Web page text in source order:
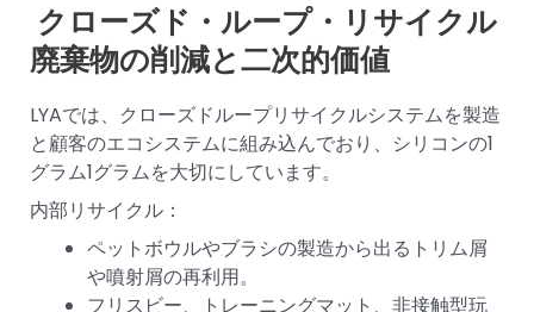
クローズド・ループ・リサイクル
廃棄物の削減と二次的価値
LYAでは、クローズドループリサイクルシステムを製造
と顧客のエコシステムに組み込んでおり、シリコンの1
グラム1グラムを大切にしています。
内部リサイクル：
ペットボウルやブラシの製造から出るトリム屑
や噴射屑の再利用。
フリスビー、トレーニングマット、非接触型玩